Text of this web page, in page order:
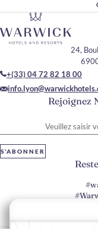
Rejoignez
S'ABONNER
24,
+(33) 04 72 82 18 00